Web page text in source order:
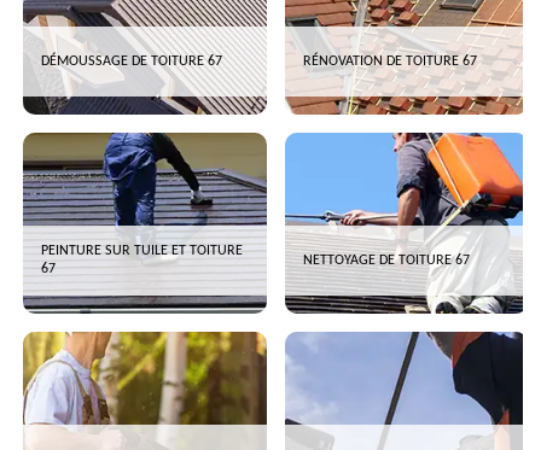
DÉMOUSSAGE DE TOITURE 67 RÉNOVATION DE TOITURE 67
PEINTURE SUR TUILE ET TOITURE
67
NETTOYAGE DE TOITURE 67